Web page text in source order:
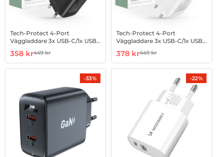
Tech-Protect 4-Port
Väggladdare 3x USB-C/1x USB-
Art. nr 1002948556
rea pris
358 krtidigare pris
449 kr
Tech-Protect 4-Port
Väggladdare 3x USB-C/1x USB-
Art. nr 1002948557
rea pris
378 krtidigare pris
449 kr
-33% -22%